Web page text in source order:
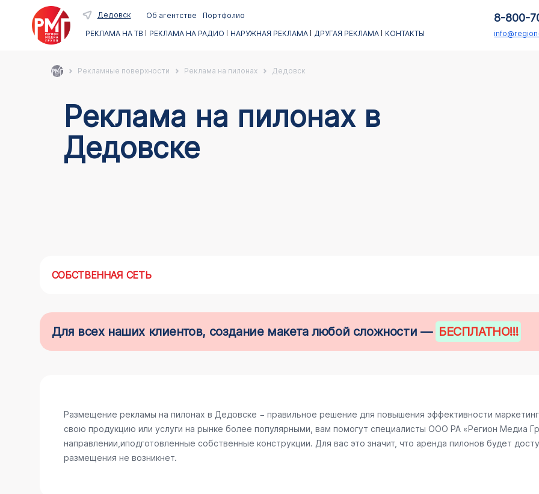
Дедовск Об агентстве
Портфолио
РЕКЛАМА НА ТВ
РЕКЛАМА НА РАДИО НАРУЖНАЯ РЕКЛАМА ДРУГАЯ РЕКЛАМА КОНТАКТЫ
8-800-
Рекламные поверхности Реклама на пилонах Дедовск
Реклама на пилонах в
Дедовске
СОБСТВЕННАЯ СЕТЬ
Для всех наших клиентов, создание макета любой сложности — БЕСПЛАТНО!!!
Размещение рекламы на пилонах в Дедовске − правильное решение для повышения эффективности
свою продукцию или услуги на рынке более популярными, вам помогут специалисты ООО РА «Регион Медиа
направлении,иподготовленные собственные конструкции. Для вас это значит, что аренда пилонов будет
размещения не возникнет.